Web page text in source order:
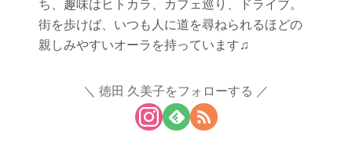
ち、趣味はヒトカラ、カフェ巡り、ドライブ。
街を歩けば、いつも人に道を尋ねられるほどの
親しみやすいオーラを持っています♫
徳田 久美子をフォローする